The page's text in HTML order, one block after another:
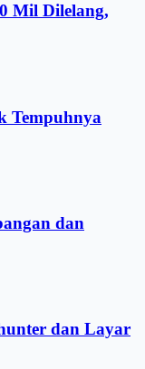
Mil Dilelang,
Tempuhnya
dan
dan Layar